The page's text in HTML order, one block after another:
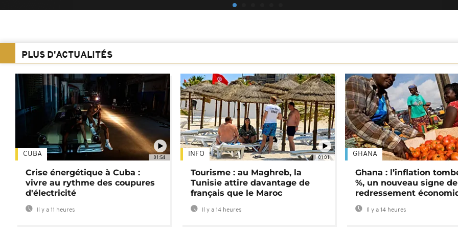
PLUS D'ACTUALITÉS
01:54
CUBA
Crise énergétique à Cuba :
vivre au rythme des coupures
d'électricité
Il y a 11 heures
01:01
INFO
Tourisme : au Maghreb, la
Tunisie attire davantage de
français que le Maroc
Il y a 14 heures
GHANA
Ghana : l’inflation
%, un nouveau signe de
redressement
Il y a 14 heures